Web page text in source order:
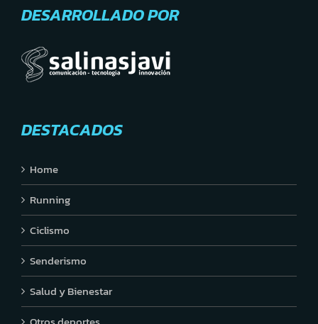
DESARROLLADO POR
DESTACADOS
Home
Running
Ciclismo
Senderismo
Salud y Bienestar